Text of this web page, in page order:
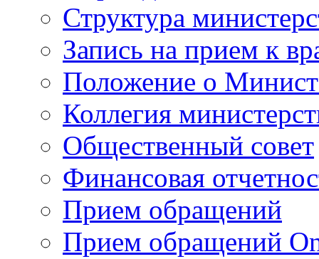
Структура
Запись на прием к
Положение о
Коллегия
Общественный совет
Финансовая
Прием обращений
Прием обращений